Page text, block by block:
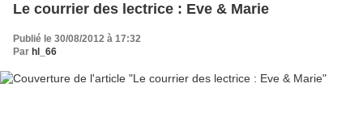
Le courrier des lectrice : Eve & Marie
Publié le 30/08/2012 à 17:32
Par hl_66